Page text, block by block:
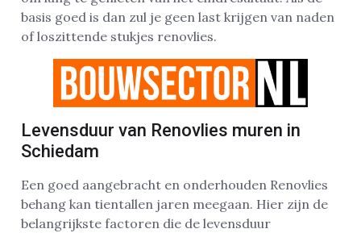
basis goed is dan zul je geen last krijgen van naden
of loszittende stukjes renovlies.
Levensduur van Renovlies muren in
Schiedam
Een goed aangebracht en onderhouden Renovlies
behang kan tientallen jaren meegaan. Hier zijn de
belangrijkste factoren die de levensduur